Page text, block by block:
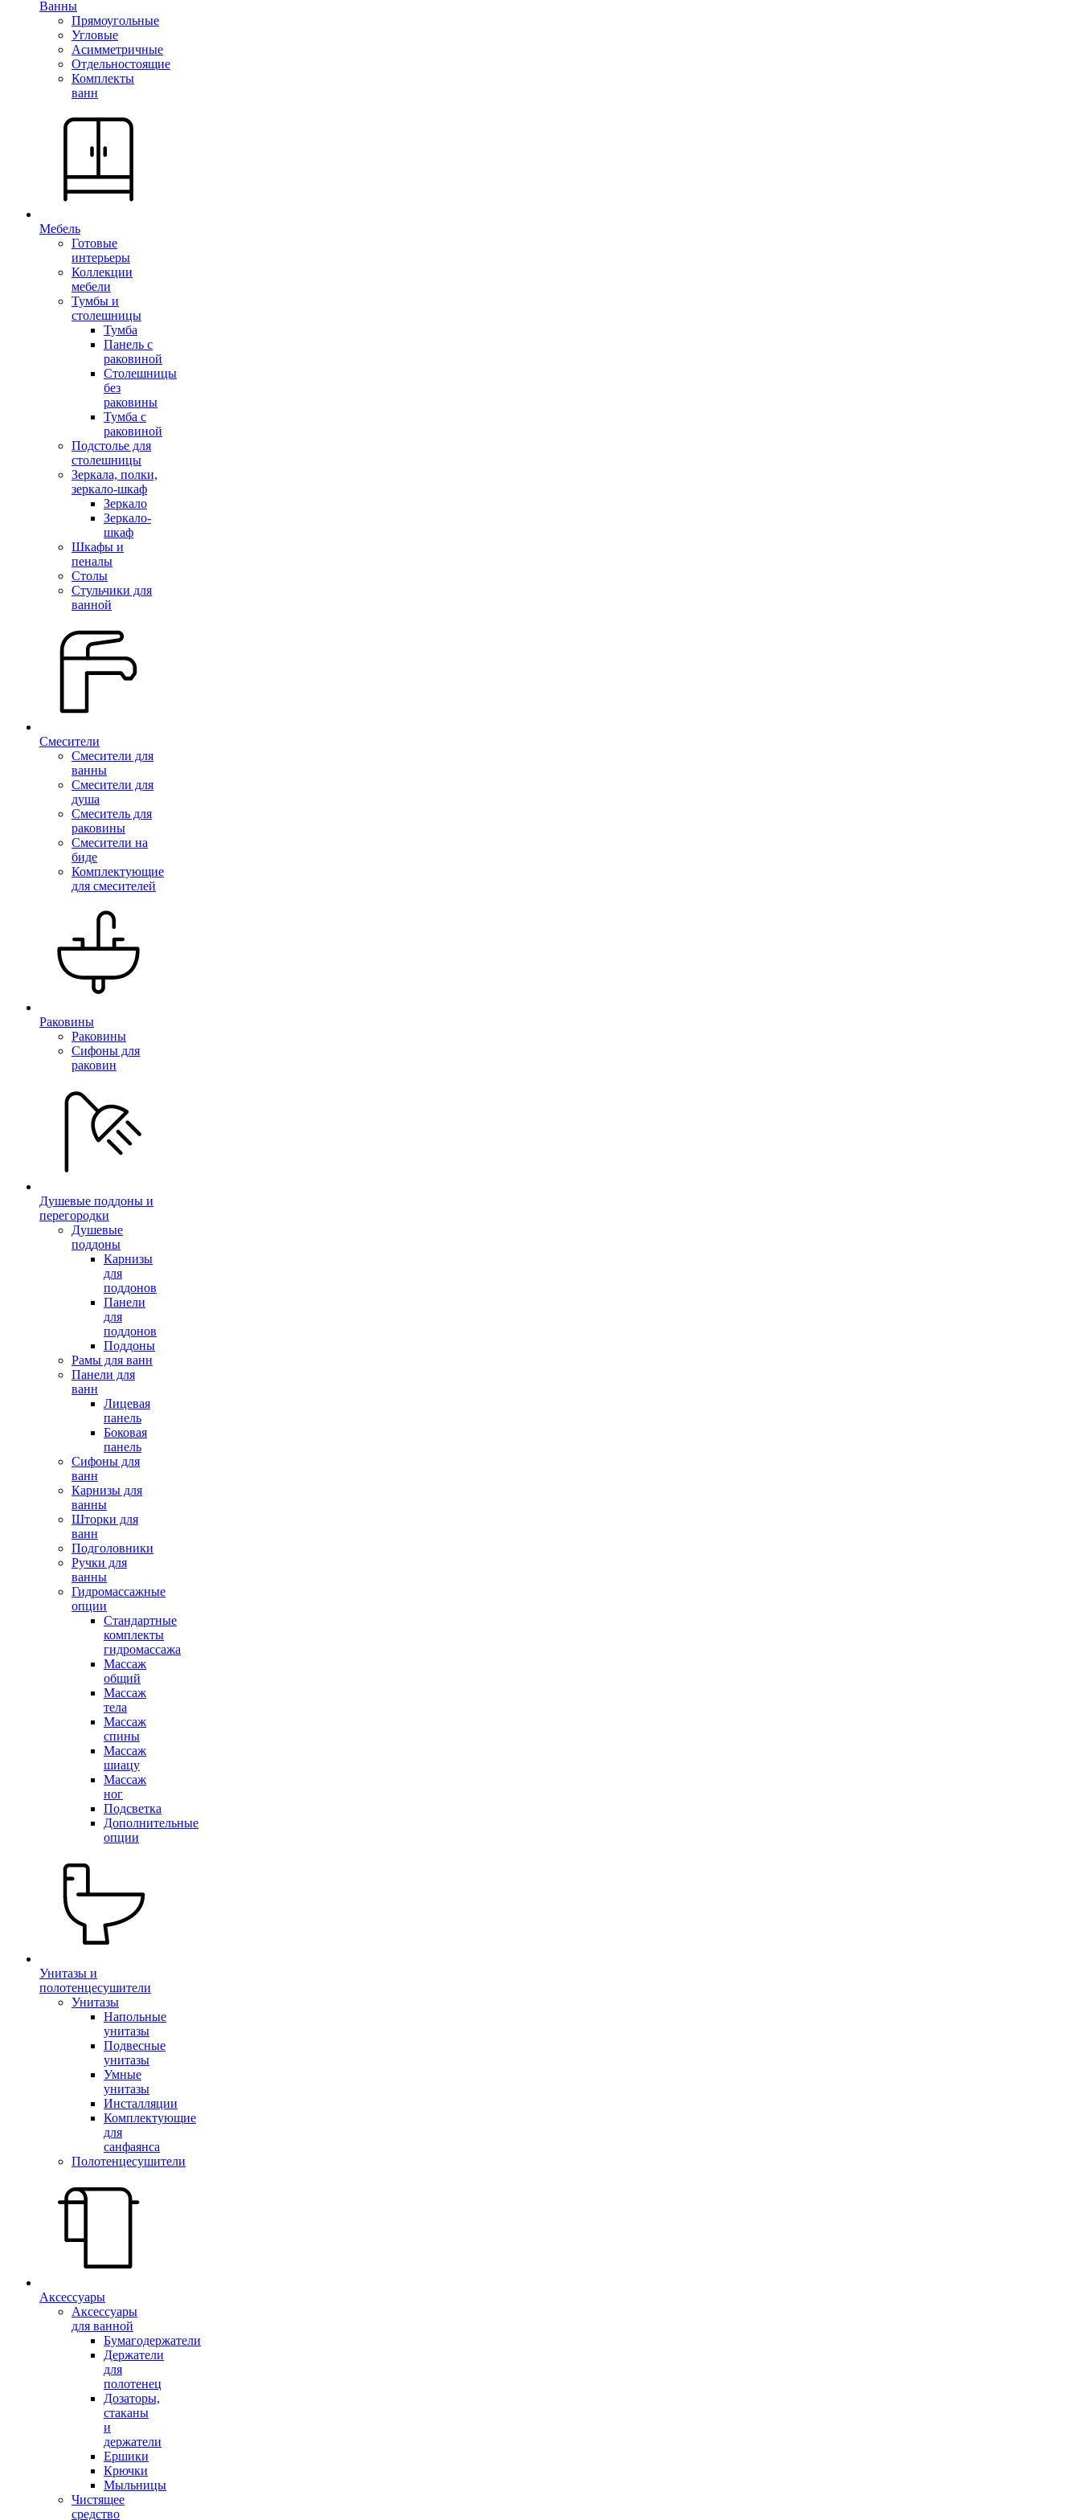
Ванны
Прямоугольные
Угловые
Асимметричные
Отдельностоящие
Комплекты
ванн
Мебель
Готовые
интерьеры
Коллекции
мебели
Тумбы и
столешницы
Тумба
Панель с
раковиной
Столешницы
без
раковины
Тумба с
раковиной
Подстолье для
столешницы
Зеркала, полки,
зеркало-шкаф
Зеркало
Зеркало-
шкаф
Шкафы и
пеналы
Столы
Стульчики для
ванной
Смесители
Смесители для
ванны
Смесители для
душа
Смеситель для
раковины
Смесители на
биде
Комплектующие
для смесителей
Раковины
Раковины
Сифоны для
раковин
Душевые поддоны и
перегородки
Душевые
поддоны
Карнизы
для
поддонов
Панели
для
поддонов
Поддоны
Рамы для ванн
Панели для
ванн
Лицевая
панель
Боковая
панель
Сифоны для
ванн
Карнизы для
ванны
Шторки для
ванн
Подголовники
Ручки для
ванны
Гидромассажные
опции
Стандартные
комплекты
гидромассажа
Массаж
общий
Массаж
тела
Массаж
спины
Массаж
шиацу
Массаж
ног
Подсветка
Дополнительные
опции
Унитазы и
полотенцесушители
Унитазы
Напольные
унитазы
Подвесные
унитазы
Умные
унитазы
Инсталляции
Комплектующие
для
санфаянса
Полотенцесушители
Аксессуары
Аксессуары
для ванной
Бумагодержатели
Держатели
для
полотенец
Дозаторы,
стаканы
и
держатели
Ершики
Крючки
Мыльницы
Чистящее
средство